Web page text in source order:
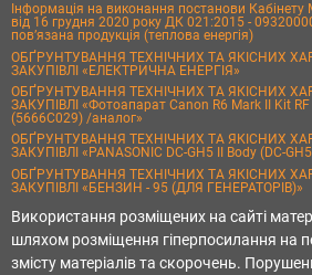
Інформація на виконання постанови Кабінету
від 16 грудня 2020 року ДК 021:2015 -
пов’язана продукція (теплова енергія)
ОБҐРУНТУВАННЯ ТЕХНІЧНИХ ТА ЯКІСНИХ
ЗАКУПІВЛІ «ЕЛЕКТРИЧНА ЕНЕРГІЯ»
ОБҐРУНТУВАННЯ ТЕХНІЧНИХ ТА ЯКІСНИХ
ЗАКУПІВЛІ «Фотоапарат Canon R6 Mark II Kit
(5666C029) /аналог»
ОБҐРУНТУВАННЯ ТЕХНІЧНИХ ТА ЯКІСНИХ
ЗАКУПІВЛІ «PANASONIC DC-GH5 II Body (DC-
ОБҐРУНТУВАННЯ ТЕХНІЧНИХ ТА ЯКІСНИХ
ЗАКУПІВЛІ «БЕНЗИН - 95 (ДЛЯ ГЕНЕРАТОРІВ)»
Використання розміщених на сайті
шляхом розміщення гіперпосилання на
змісту матеріалів та скорочень.